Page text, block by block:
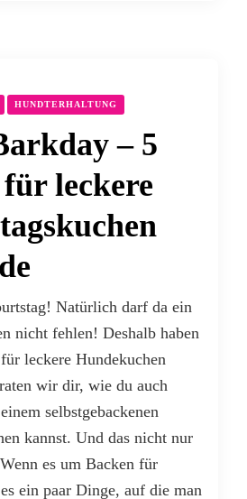
HUNDTERHALTUNG
– 5
leckere
Natürlich darf da ein
nicht fehlen! Deshalb haben
leckere Hundekuchen
wir dir, wie du auch
selbstgebackenen
kannst. Und das nicht nur
es um Backen für
ein paar Dinge, auf die man